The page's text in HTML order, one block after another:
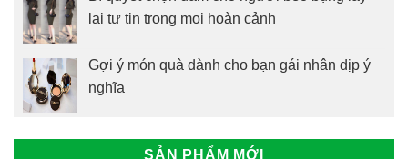
lại tự tin trong mọi hoàn cảnh
Gợi ý món quà dành cho bạn gái nhân dịp ý
nghĩa
SẢN PHẨM MỚI